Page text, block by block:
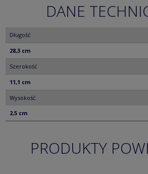
DANE
Długość
28,3 cm
Szerokość
11,1 cm
Wysokość
2,5 cm
PRODUKTY